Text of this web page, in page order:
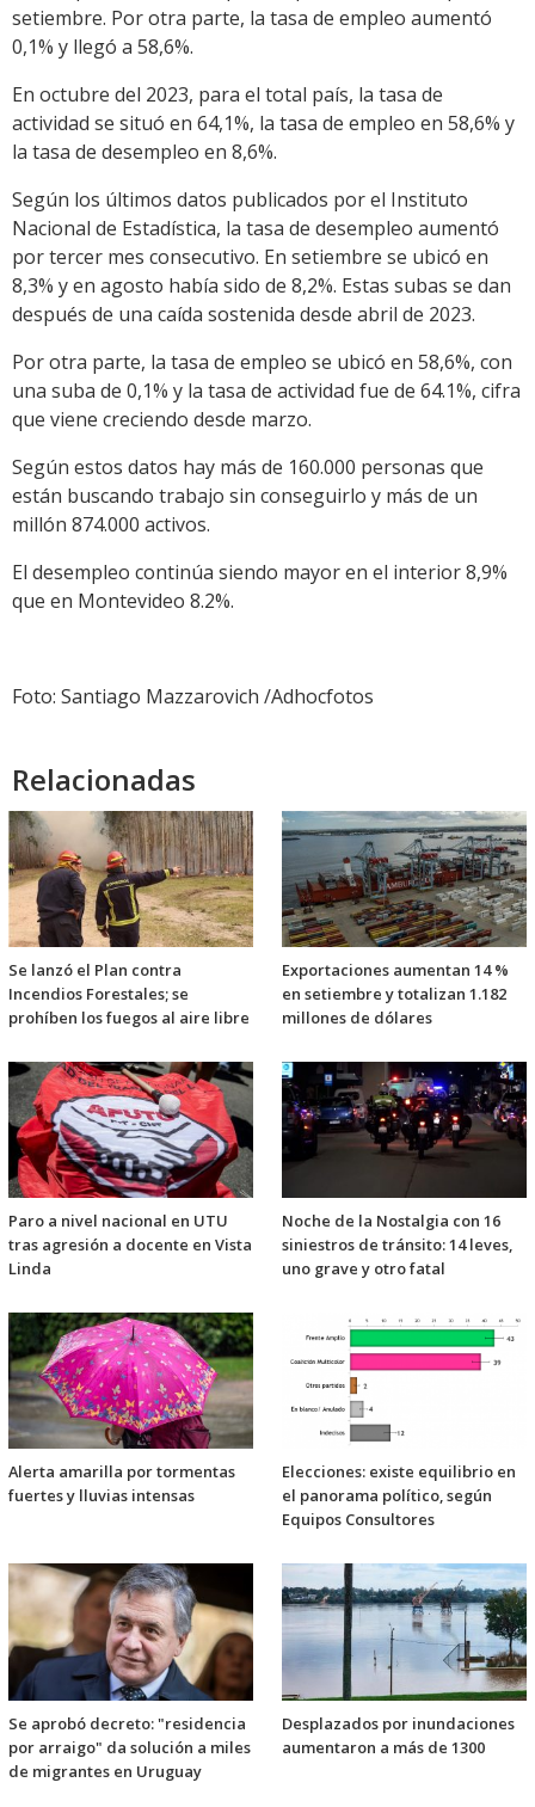
setiembre. Por otra parte, la tasa de empleo aumentó
0,1% y llegó a 58,6%.
En octubre del 2023, para el total país, la tasa de
actividad se situó en 64,1%, la tasa de empleo en 58,6% y
la tasa de desempleo en 8,6%.
Según los últimos datos publicados por el Instituto
Nacional de Estadística, la tasa de desempleo aumentó
por tercer mes consecutivo. En setiembre se ubicó en
8,3% y en agosto había sido de 8,2%. Estas subas se dan
después de una caída sostenida desde abril de 2023.
Por otra parte, la tasa de empleo se ubicó en 58,6%, con
una suba de 0,1% y la tasa de actividad fue de 64.1%, cifra
que viene creciendo desde marzo.
Según estos datos hay más de 160.000 personas que
están buscando trabajo sin conseguirlo y más de un
millón 874.000 activos.
El desempleo continúa siendo mayor en el interior 8,9%
que en Montevideo 8.2%.
Foto: Santiago Mazzarovich /Adhocfotos
Relacionadas
Se lanzó el Plan contra
Incendios Forestales; se
prohíben los fuegos al aire libre
Exportaciones aumentan 14 %
en setiembre y totalizan 1.182
millones de dólares
Paro a nivel nacional en UTU
tras agresión a docente en Vista
Linda
Noche de la Nostalgia con 16
siniestros de tránsito: 14 leves,
uno grave y otro fatal
Alerta amarilla por tormentas
fuertes y lluvias intensas
Elecciones: existe equilibrio en
el panorama político, según
Equipos Consultores
Se aprobó decreto: "residencia
por arraigo" da solución a miles
de migrantes en Uruguay
Desplazados por inundaciones
aumentaron a más de 1300